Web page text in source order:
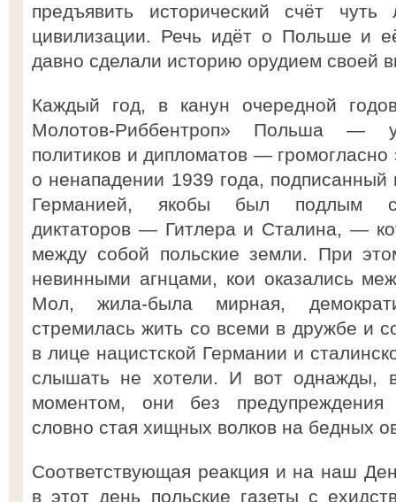
предъявить исторический счёт
цивилизации. Речь идёт о Польше и
давно сделали историю орудием своей
Каждый год, в канун очередной
Молотов-Риббентроп» Польша —
политиков и дипломатов — громогласно
о ненападении 1939 года,
Германией, якобы был подлым
диктаторов — Гитлера и Сталина, —
между собой польские земли. При
невинными агнцами, кои оказались
Мол, жила-была мирная,
стремилась жить со всеми в дружбе и
в лице нацистской Германии и
слышать не хотели. И вот однажды,
моментом, они без предупреждения
словно стая хищных волков на бедных
Соответствующая реакция и на наш
в этот день польские газеты с